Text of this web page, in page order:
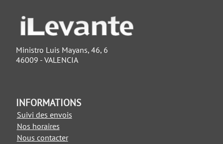
Ministro Luis Mayans, 46, 6
46009 - VALENCIA
INFORMATIONS
Suivi des envois
Nos horaires
Nous contacter